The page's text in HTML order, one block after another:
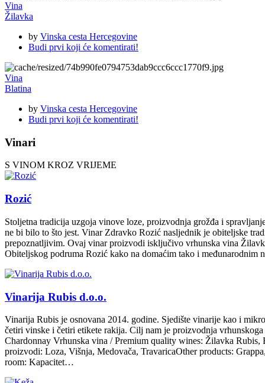
Vina
Žilavka
by Vinska cesta Hercegovine
Budi prvi koji će komentirati!
Vina
Blatina
by Vinska cesta Hercegovine
Budi prvi koji će komentirati!
Vinari
S VINOM KROZ VRIJEME
Rozić
Stoljetna tradicija uzgoja vinove loze, proizvodnja grožđa i
ne bi bilo to što jest. Vinar Zdravko Rozić nasljednik je obiteljske
prepoznatljivim. Ovaj vinar proizvodi isključivo vrhunska vina
Obiteljskog podruma Rozić kako na domaćim tako i
Vinarija Rubis d.o.o.
Vinarija Rubis je osnovana 2014. godine. Sjedište vinarije kao i
četiri vinske i četiri etikete rakija. Cilj nam je proizvodnja
Chardonnay Vrhunska vina / Premium quality wines: Žilavka
proizvodi: Loza, Višnja, Medovača, TravaricaOther products:
room: Kapacitet…